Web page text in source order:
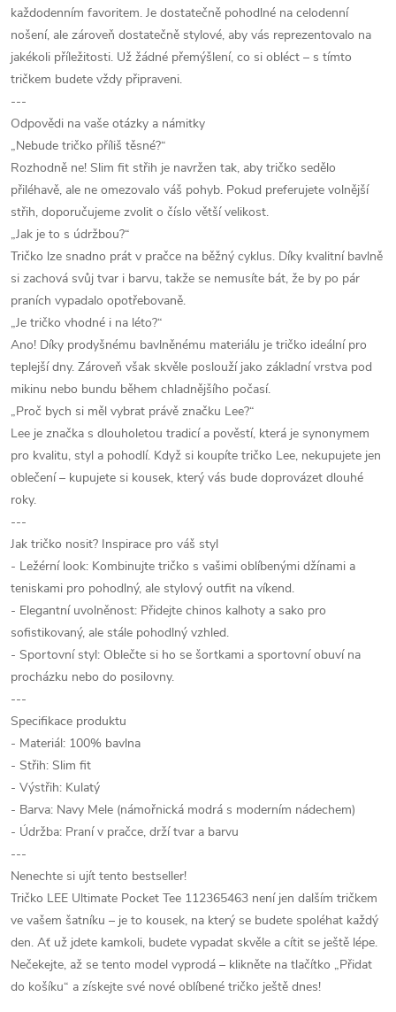
každodenním favoritem. Je dostatečně pohodlné na celodenní
nošení, ale zároveň dostatečně stylové, aby vás reprezentovalo na
jakékoli příležitosti. Už žádné přemýšlení, co si obléct – s tímto
tričkem budete vždy připraveni.
---
Odpovědi na vaše otázky a námitky
„Nebude tričko příliš těsné?“
Rozhodně ne! Slim fit střih je navržen tak, aby tričko sedělo
přiléhavě, ale ne omezovalo váš pohyb. Pokud preferujete volnější
střih, doporučujeme zvolit o číslo větší velikost.
„Jak je to s údržbou?“
Tričko lze snadno prát v pračce na běžný cyklus. Díky kvalitní bavlně
si zachová svůj tvar i barvu, takže se nemusíte bát, že by po pár
praních vypadalo opotřebovaně.
„Je tričko vhodné i na léto?“
Ano! Díky prodyšnému bavlněnému materiálu je tričko ideální pro
teplejší dny. Zároveň však skvěle poslouží jako základní vrstva pod
mikinu nebo bundu během chladnějšího počasí.
„Proč bych si měl vybrat právě značku Lee?“
Lee je značka s dlouholetou tradicí a pověstí, která je synonymem
pro kvalitu, styl a pohodlí. Když si koupíte tričko Lee, nekupujete jen
oblečení – kupujete si kousek, který vás bude doprovázet dlouhé
roky.
---
Jak tričko nosit? Inspirace pro váš styl
- Ležérní look: Kombinujte tričko s vašimi oblíbenými džínami a
teniskami pro pohodlný, ale stylový outfit na víkend.
- Elegantní uvolněnost: Přidejte chinos kalhoty a sako pro
sofistikovaný, ale stále pohodlný vzhled.
- Sportovní styl: Oblečte si ho se šortkami a sportovní obuví na
procházku nebo do posilovny.
---
Specifikace produktu
- Materiál: 100% bavlna
- Střih: Slim fit
- Výstřih: Kulatý
- Barva: Navy Mele (námořnická modrá s moderním nádechem)
- Údržba: Praní v pračce, drží tvar a barvu
---
Nenechte si ujít tento bestseller!
Tričko LEE Ultimate Pocket Tee 112365463 není jen dalším tričkem
ve vašem šatníku – je to kousek, na který se budete spoléhat každý
den. Ať už jdete kamkoli, budete vypadat skvěle a cítit se ještě lépe.
Nečekejte, až se tento model vyprodá – klikněte na tlačítko „Přidat
do košíku“ a získejte své nové oblíbené tričko ještě dnes!